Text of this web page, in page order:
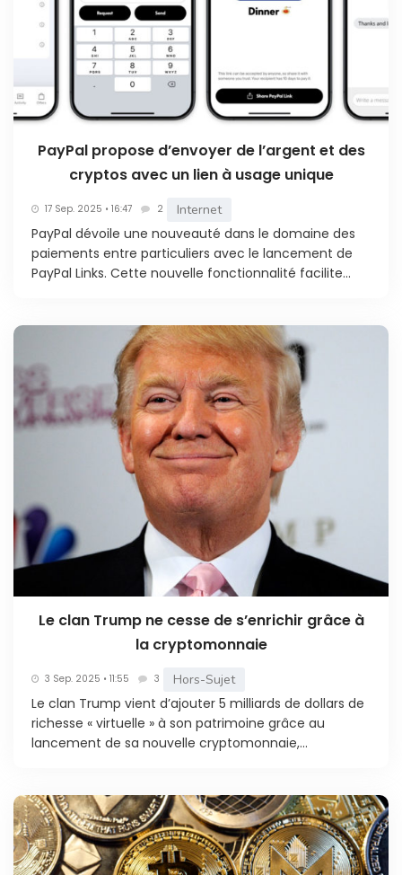
PayPal propose d’envoyer de l’argent et des
cryptos avec un lien à usage unique
17 Sep. 2025 • 16:47 2 Internet
PayPal dévoile une nouveauté dans le domaine des
paiements entre particuliers avec le lancement de
PayPal Links. Cette nouvelle fonctionnalité facilite...
Le clan Trump ne cesse de s’enrichir grâce à
la cryptomonnaie
3 Sep. 2025 • 11:55 3 Hors-Sujet
Le clan Trump vient d’ajouter 5 milliards de dollars de
richesse « virtuelle » à son patrimoine grâce au
lancement de sa nouvelle cryptomonnaie,...